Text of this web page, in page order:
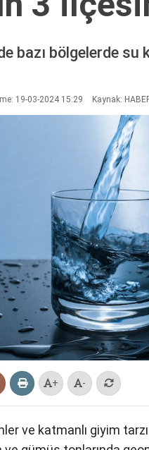
bazı bölgelerde
19-03-2024 15:29 Kaynak:
+ -
ve katmanlı giyim